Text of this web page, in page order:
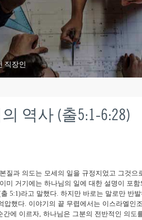
직장인
역사 (출5:1-6:28)
질과 의도는 모세의 일을 규정지었고 그것으
미 거기에는 하나님의 일에 대한 설명이 포함
5:1)라고 말했다. 하지만 바로는 말로만 반
했다. 이야기의 끝 무렵에서는 이스라엘인조
에 이르자, 하나님은 그분의 전반적인 의도